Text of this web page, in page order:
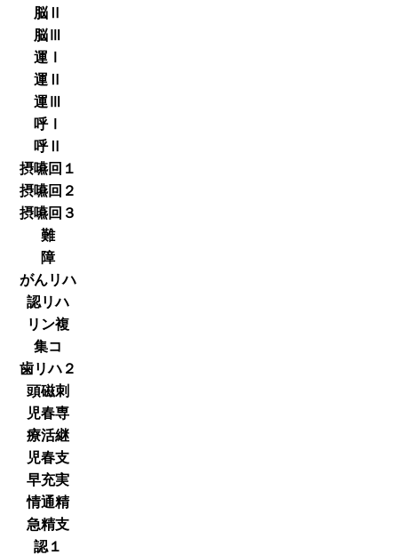
脳Ⅱ
脳Ⅲ
運Ⅰ
運Ⅱ
運Ⅲ
呼Ⅰ
呼Ⅱ
摂嚥回１
摂嚥回２
摂嚥回３
難
障
がんリハ
認リハ
リン複
集コ
歯リハ２
頭磁刺
児春専
療活継
児春支
早充実
情通精
急精支
認１